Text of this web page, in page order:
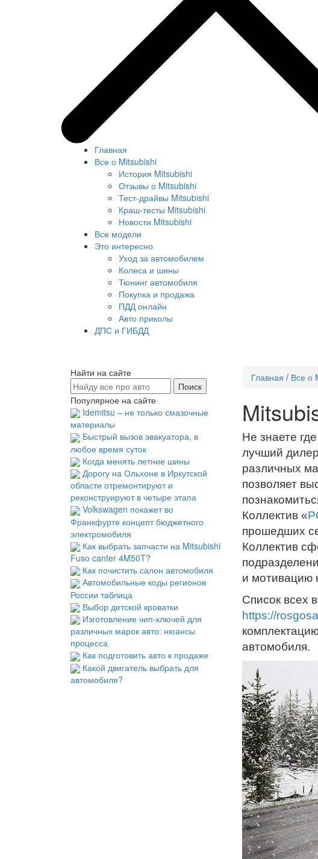
Главная
Все о Mitsubishi
История Mitsubishi
Отзывы о Mitsubishi
Тест-драйвы Mitsubishi
Краш-тесты Mitsubishi
Новости Mitsubishi
Все модели
Это интересно
Уход за автомобилем
Колеса и шины
Тюнинг автомобиля
Покупка и продажа
ПДД онлайн
Авто приколы
ДПС и ГИБДД
Главная / Все о
Не знаете
лучший
различных
позволяет
Коллектив «
прошедших
Коллектив
и мотивацию
Список всех
https://
автомобиля.
Найти на сайте
Популярное на сайте
Idemitsu – не только смазочные
материалы
Быстрый вызов эвакуатора, в
любое время суток
Когда менять летние шины
Дорогу на Ольхоне в Иркутской
области отремонтируют и
реконструируют в четыре этапа
Volkswagen покажет во
Франкфурте концепт бюджетного
электромобиля
Как выбрать запчасти на Mitsubishi
Fuso canter 4M50T?
Как почистить салон автомобиля
Автомобильные коды регионов
России таблица
Выбор детской кроватки
Изготовление чип-ключей для
различных марок авто: нюансы
процесса
Как подготовить авто к продаже
Какой двигатель выбрать для
автомобиля?